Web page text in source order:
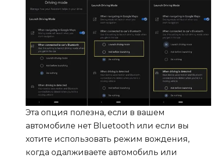
Эта опция полезна, если в вашем
автомобиле нет Bluetooth или если вы
хотите использовать режим вождения,
когда одалживаете автомобиль или